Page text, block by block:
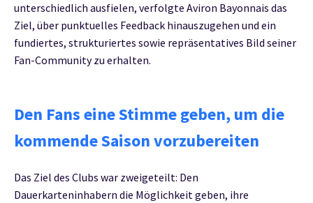
unterschiedlich ausfielen, verfolgte Aviron Bayonnais das
Ziel, über punktuelles Feedback hinauszugehen und ein
fundiertes, strukturiertes sowie repräsentatives Bild seiner
Fan-Community zu erhalten.
Den Fans eine Stimme geben, um die
kommende Saison vorzubereiten
Das Ziel des Clubs war zweigeteilt: Den
Dauerkarteninhabern die Möglichkeit geben, ihre